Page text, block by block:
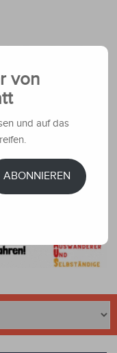
von
und auf das
ABONNIEREN